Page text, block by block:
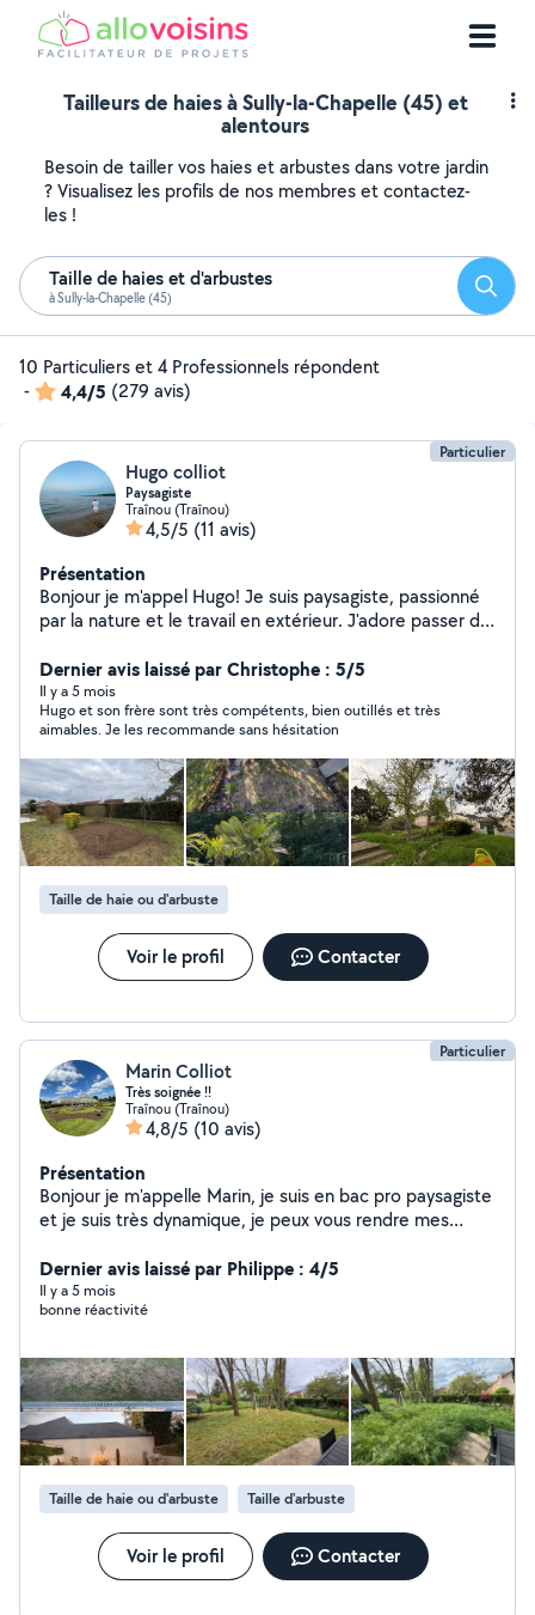
Tailleurs de haies à Sully-la-Chapelle (45) et
alentours
Besoin de tailler vos haies et arbustes dans votre jardin
? Visualisez les profils de nos membres et contactez-
les !
Taille de haies et d'arbustes
à Sully-la-Chapelle (45)
10 Particuliers et 4 Professionnels répondent
-
4,4/5 (279 avis)
Particulier
Hugo colliot
Paysagiste
Traînou (Traînou)
4,5/5 (11 avis)
Présentation
Bonjour je m'appel Hugo! Je suis paysagiste, passionné
par la nature et le travail en extérieur. J'adore passer du
des espaces, de les transformer en véritables havres de
paix. Toujours à l'écoute de mes clients, je cherche à
comprendre leurs besoins pour créer des jardins qui leur
ressemblent! Motivé et déterminé, je mets tout en
œuvre pour offrir des aménagements paysagers de
qualité, en harmonie avec l'environnement et les envies
de chacun. -Taille de haie -Tonte/débroussaillage -
Désherbage -Maçonnerie paysagère
Dernier avis laissé par Christophe : 5/5
Il y a 5 mois
Hugo et son frère sont très compétents, bien outillés et très
aimables. Je les recommande sans hésitation
Taille de haie ou d'arbuste
Voir le profil Contacter
Particulier
Marin Colliot
Très soignée !!
Traînou (Traînou)
4,8/5 (10 avis)
Présentation
Bonjour je m'appelle Marin, je suis en bac pro paysagiste
et je suis très dynamique, je peux vous rendre mes
désherbage, clôture ou autre biensur) N'hésitez pas à
me contacter !
Dernier avis laissé par Philippe : 4/5
Il y a 5 mois
bonne réactivité
Taille de haie ou d'arbuste Taille d'arbuste
Voir le profil Contacter